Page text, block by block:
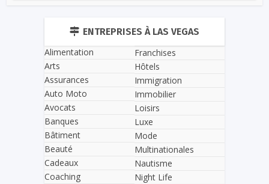
ENTREPRISES À LAS VEGAS
Alimentation
Arts
Assurances
Auto Moto
Avocats
Banques
Bâtiment
Beauté
Cadeaux
Coaching
Franchises
Hôtels
Immigration
Immobilier
Loisirs
Luxe
Mode
Multinationales
Nautisme
Night Life